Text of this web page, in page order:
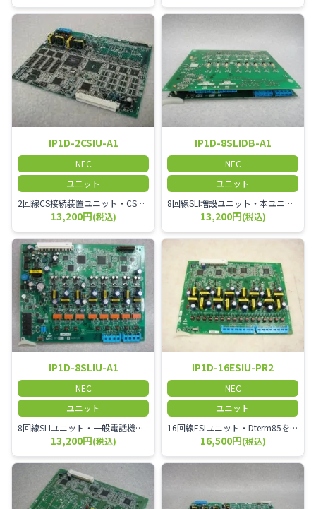
IP1D-2CSIU-A1
NEC
ユニット
2回線CS接続装置ユニット・CS接続装置を2台接続するユニット
13,200円(税込)
IP1D-8SLIDB-A1
NEC
ユニット
8回線SLI増設ユニット・本ユニットをIP1D-8SLIU-A1に実装することにより、一般電話機を16台接続可能・MWランプ機能有り・極性反転有り・ループ抵抗1500Ω(電話機内部抵抗含む)
13,200円(税込)
IP1D-8SLIU-A1
NEC
ユニット
8回線SLIユニット・一般電話機を8台接続するユニット・MWランプ機能有り・極性反転有り・ループ抵抗1500Ω(電話機内部抵抗含む)
13,200円(税込)
IP1D-16ESIU-PR2
NEC
ユニット
16回線ESIユニット・Dterm85を16台接続するユニット・Dterm85の他、以下の用品も接続可能①DCR-60-1D(WH)②IPWW-DBMB③IP1D-1SLTAD④IPWW-2PGDAD⑤CAD-F(8)-11 ADP
16,500円(税込)